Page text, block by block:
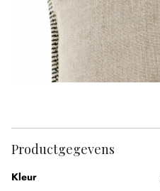
Productgegevens
Kleur